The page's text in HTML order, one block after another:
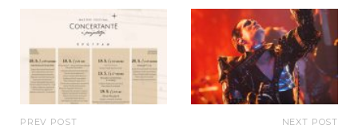
PREV POST NEXT POST